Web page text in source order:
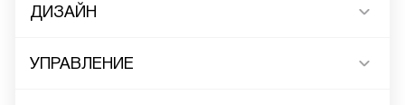
ДИЗАЙН
УПРАВЛЕНИЕ